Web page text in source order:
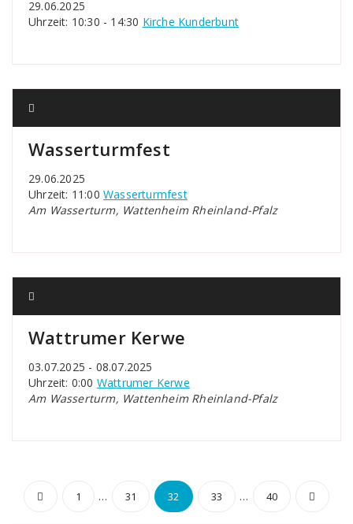
29.06.2025
Uhrzeit: 10:30 - 14:30 Kirche Kunderbunt
Wasserturmfest
29.06.2025
Uhrzeit: 11:00 Wasserturmfest
Am Wasserturm, Wattenheim Rheinland-Pfalz
Wattrumer Kerwe
03.07.2025 - 08.07.2025
Uhrzeit: 0:00 Wattrumer Kerwe
Am Wasserturm, Wattenheim Rheinland-Pfalz
Seitennummerierung
1 … 31 32 33 … 40